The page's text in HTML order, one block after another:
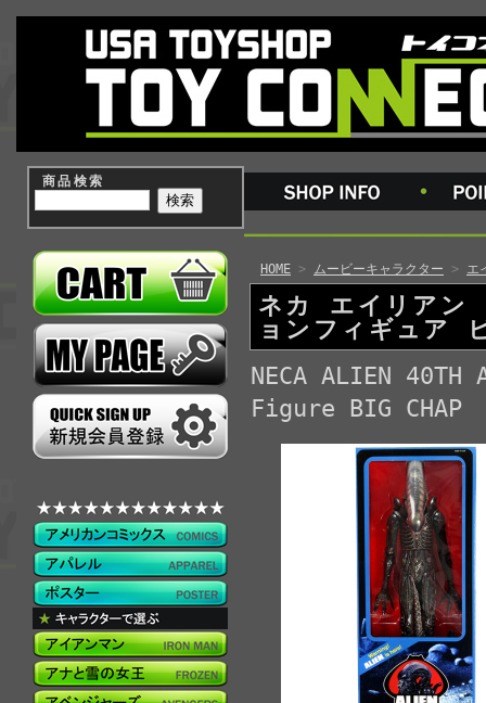
商品検索
HOME > ムービーキャラクター > エ
ネカ エイリアン
ョンフィギュア
NECA ALIEN
Figure BIG CHAP